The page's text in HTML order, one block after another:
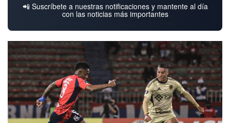
📲 Suscríbete a nuestras notificaciones y mantente al día
con las noticias más importantes